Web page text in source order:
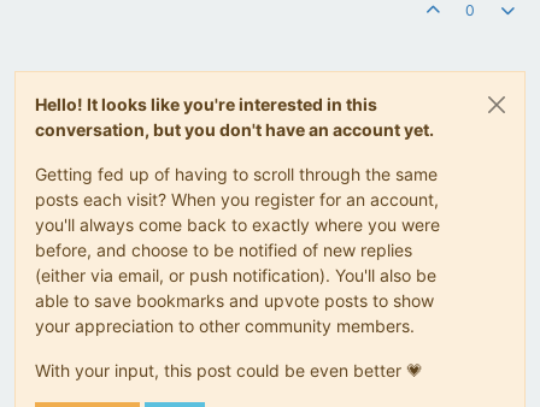
0
Hello! It looks like you're interested in this
conversation, but you don't have an account yet.
Getting fed up of having to scroll through the same
posts each visit? When you register for an account,
you'll always come back to exactly where you were
before, and choose to be notified of new replies
(either via email, or push notification). You'll also be
able to save bookmarks and upvote posts to show
your appreciation to other community members.
With your input, this post could be even better 💗